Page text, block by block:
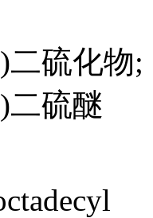
二硫化物;
二硫醚